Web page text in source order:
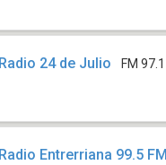
Radio 24 de Julio FM 97.1
Radio Entrerriana 99.5 FM